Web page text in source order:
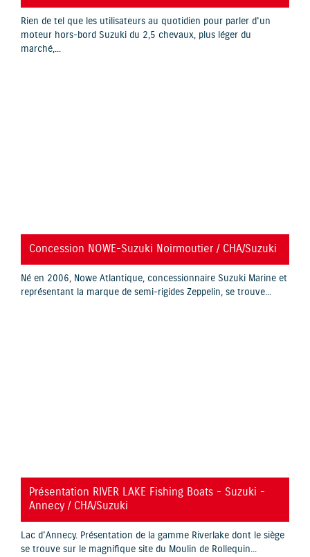
Rien de tel que les utilisateurs au quotidien pour parler d'un
moteur hors-bord Suzuki du 2,5 chevaux, plus léger du
marché,...
YouTube is disabled. Allow
Concession NOWE-Suzuki Noirmoutier / CHA/Suzuki
Né en 2006, Nowe Atlantique, concessionnaire Suzuki Marine et
représentant la marque de semi-rigides Zeppelin, se trouve...
YouTube is disabled. Allow
Présentation RIVER LAKE Fishing Boats - Suzuki -
Annecy / CHA/Suzuki
Lac d'Annecy. Présentation de la gamme Riverlake dont le siège
se trouve sur le magnifique site du Moulin de Rollequin...